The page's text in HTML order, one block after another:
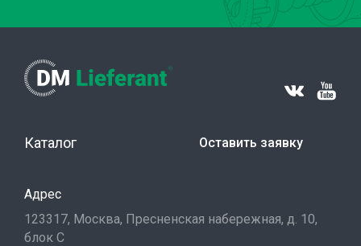
Каталог Оставить заявку
Адрес
123317, Москва, Пресненская набережная, д. 10,
блок С